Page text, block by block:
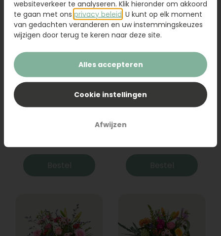
Bestel Bestel
websiteverkeer te analyseren. Klik hieronder om akkoord
te gaan met ons privacy beleid . U kunt op elk moment
van gedachten veranderen en uw instemmingskeuzes
wijzigen door terug te keren naar deze site.
Alles accepteren
Cookie instellingen
Afwijzen